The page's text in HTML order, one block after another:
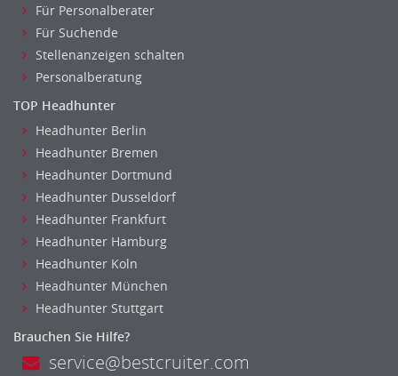
Für Personalberater
Für Suchende
Stellenanzeigen schalten
Personalberatung
TOP Headhunter
Headhunter Berlin
Headhunter Bremen
Headhunter Dortmund
Headhunter Dusseldorf
Headhunter Frankfurt
Headhunter Hamburg
Headhunter Koln
Headhunter München
Headhunter Stuttgart
Brauchen Sie Hilfe?
service@bestcruiter.com